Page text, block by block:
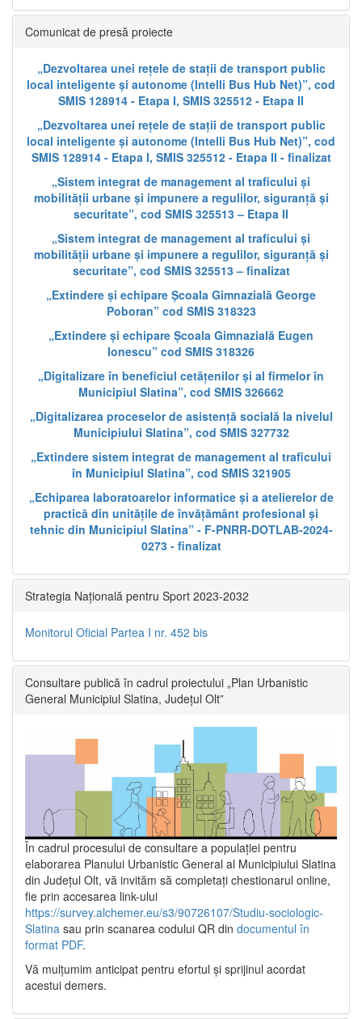
Comunicat de presă proiecte
„Dezvoltarea unei rețele de stații de transport public
local inteligente și autonome (Intelli Bus Hub Net)”, cod
SMIS 128914 - Etapa I, SMIS 325512 - Etapa II
„Dezvoltarea unei rețele de stații de transport public
local inteligente și autonome (Intelli Bus Hub Net)”, cod
SMIS 128914 - Etapa I, SMIS 325512 - Etapa II - finalizat
„Sistem integrat de management al traficului și
mobilității urbane și impunere a regulilor, siguranță și
securitate”, cod SMIS 325513 – Etapa II
„Sistem integrat de management al traficului și
mobilității urbane și impunere a regulilor, siguranță și
securitate”, cod SMIS 325513 – finalizat
„Extindere și echipare Școala Gimnazială George
Poboran” cod SMIS 318323
„Extindere și echipare Școala Gimnazială Eugen
Ionescu” cod SMIS 318326
„Digitalizare în beneficiul cetățenilor și al firmelor în
Municipiul Slatina”, cod SMIS 326662
„Digitalizarea proceselor de asistență socială la nivelul
Municipiului Slatina”, cod SMIS 327732
„Extindere sistem integrat de management al traficului
în Municipiul Slatina”, cod SMIS 321905
„Echiparea laboratoarelor informatice și a atelierelor de
practică din unitățile de învățământ profesional și
tehnic din Municipiul Slatina” - F-PNRR-DOTLAB-2024-
0273 - finalizat
Strategia Națională pentru Sport 2023-2032
Monitorul Oficial Partea I nr. 452 bis
Consultare publică în cadrul proiectului „Plan Urbanistic
General Municipiul Slatina, Județul Olt”
În cadrul procesului de consultare a populaţiei pentru
elaborarea Planului Urbanistic General al Municipiului Slatina
din Județul Olt, vă invităm să completați chestionarul online,
fie prin accesarea link-ului
https://survey.alchemer.eu/s3/90726107/Studiu-sociologic-
Slatina sau prin scanarea codului QR din documentul în
format PDF.
Vă mulţumim anticipat pentru efortul şi sprijinul acordat
acestui demers.